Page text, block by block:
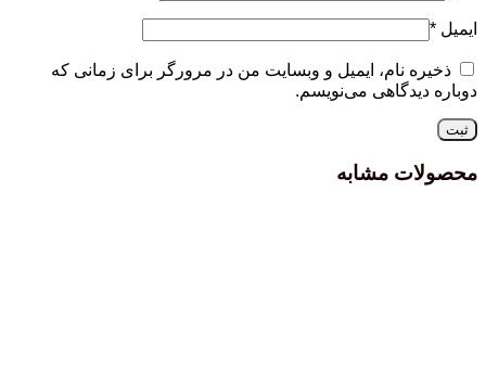
ایمیل *
ذخیره نام، ایمیل و وبسایت من در مرورگر برای زمانی که
دوباره دیدگاهی می‌نویسم.
محصولات مشابه